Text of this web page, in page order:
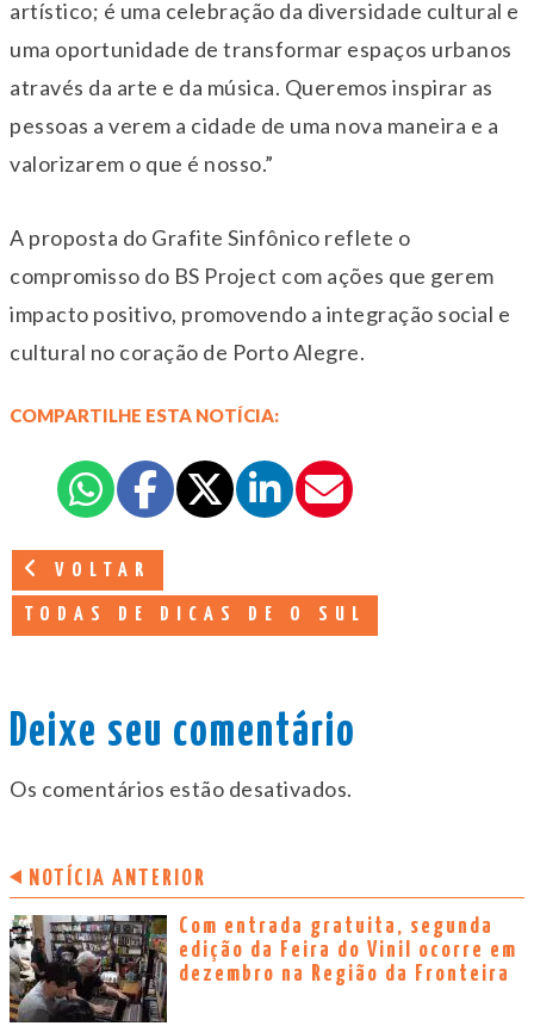
artístico; é uma celebração da diversidade cultural e
uma oportunidade de transformar espaços urbanos
através da arte e da música. Queremos inspirar as
pessoas a verem a cidade de uma nova maneira e a
valorizarem o que é nosso.”
A proposta do Grafite Sinfônico reflete o
compromisso do BS Project com ações que gerem
impacto positivo, promovendo a integração social e
cultural no coração de Porto Alegre.
COMPARTILHE ESTA NOTÍCIA:
VOLTAR
TODAS DE DICAS DE O SUL
Deixe seu comentário
Os comentários estão desativados.
NOTÍCIA ANTERIOR
Com entrada gratuita, segunda
edição da Feira do Vinil ocorre em
dezembro na Região da Fronteira